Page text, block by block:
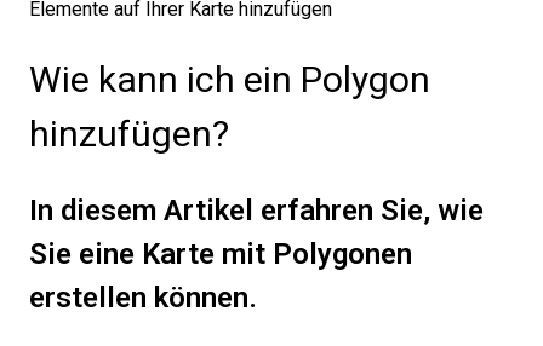
Elemente auf Ihrer Karte hinzufügen
Wie kann ich ein Polygon
hinzufügen?
In diesem Artikel erfahren Sie, wie
Sie eine Karte mit Polygonen
erstellen können.